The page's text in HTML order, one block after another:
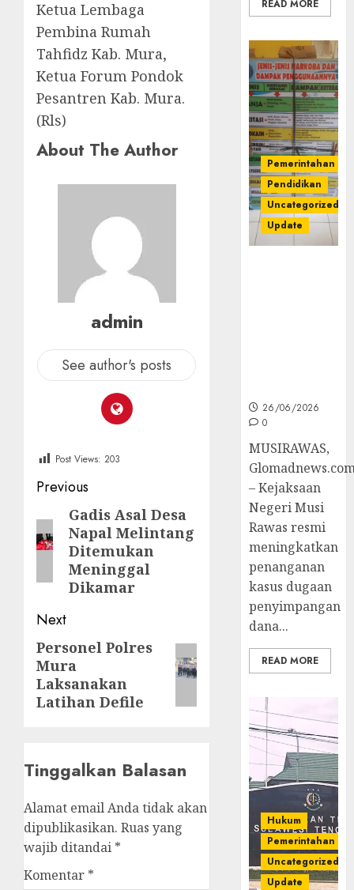
Ketua Lembaga
Pembina Rumah
Tahfidz Kab. Mura,
Ketua Forum Pondok
Pesantren Kab. Mura.
(Rls)
About The Author
admin
See author's posts
Post Views: 203
Post
navigation
Previous
Previous
post:
Gadis Asal Desa
Napal Melintang
Ditemukan
Meninggal
Dikamar
Next
Next
post:
Personel Polres
Mura
Laksanakan
Latihan Defile
Tinggalkan Balasan
Alamat email Anda tidak akan
dipublikasikan. Ruas yang
wajib ditandai *
Komentar *
READ MORE
Pemerintahan
Pendidikan
Uncategorized
Update
26/06/2026
0
MUSIRAWAS,
– Kejaksaan
Negeri Musi
Rawas resmi
meningkatkan
penanganan
kasus dugaan
penyimpangan
dana...
READ MORE
Hukum
Pemerintahan
Uncategorized
Update